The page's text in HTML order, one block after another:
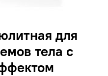
для
тела с